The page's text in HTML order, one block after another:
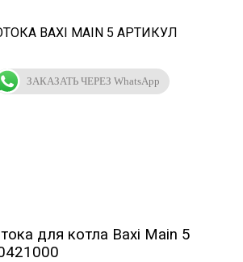
BAXI MAIN 5 АРТИКУЛ
ЗАКАЗАТЬ ЧЕРЕЗ WhatsApp
для котла Baxi Main 5